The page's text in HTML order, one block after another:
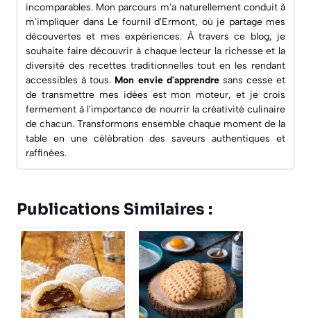
incomparables. Mon parcours m'a naturellement conduit à
m'impliquer dans Le fournil d'Ermont, où je partage mes
découvertes et mes expériences. À travers ce blog, je
souhaite faire découvrir à chaque lecteur la richesse et la
diversité des recettes traditionnelles tout en les rendant
accessibles à tous. Mon envie d'apprendresans cesse et
de transmettre mes idées est mon moteur, et je crois
fermement à l'importance de nourrir la créativité culinaire
de chacun. Transformons ensemble chaque moment de la
table en une célébration des saveurs authentiques et
raffinées.
Publications Similaires :